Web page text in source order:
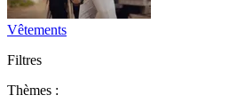
Vêtements
Filtres
Thèmes :